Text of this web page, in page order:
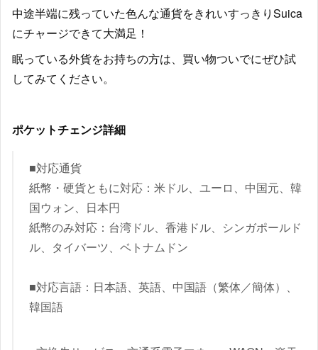
中途半端に残っていた色んな通貨をきれいすっきりSuica
にチャージできて大満足！
眠っている外貨をお持ちの方は、買い物ついでにぜひ試
してみてください。
ポケットチェンジ詳細
■対応通貨
紙幣・硬貨ともに対応：米ドル、ユーロ、中国元、韓
国ウォン、日本円
紙幣のみ対応：台湾ドル、香港ドル、シンガポールド
ル、タイバーツ、ベトナムドン
■対応言語：日本語、英語、中国語（繁体／簡体）、
韓国語